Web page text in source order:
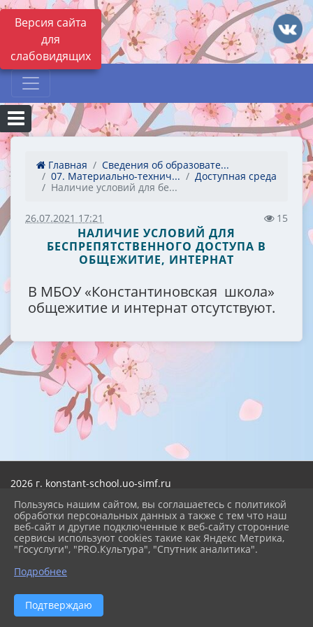
Версия сайта
для
слабовидящих
Главная
Сведения об образовате...
07. Материально-технич...
Доступная среда
Наличие условий для бе...
26.07.2021 17:21 15
НАЛИЧИЕ УСЛОВИЙ ДЛЯ
БЕСПРЕПЯТСТВЕННОГО ДОСТУПА В
ОБЩЕЖИТИЕ, ИНТЕРНАТ
В МБОУ «Константиновская школа»
общежитие и интернат отсутствуют.
2026 г. konstant-school.uo-simf.ru
Карта сайта
Политика обработки персональных данных
Сделано на KubCMS
Разработка и поддержка
Пользуясь нашим сайтом, вы соглашаетесь с политикой
обработки персональных данных а также с тем что наш
веб-сайт и другие подключенные к веб-сайту сторонние
сервисы используют cookies такие как Яндекс Метрика,
"Госуслуги", "PRO.Культура", "Спутник аналитика".
Подробнее
Подтверждаю